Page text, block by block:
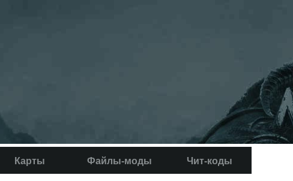
Карты Файлы-моды Чит-коды